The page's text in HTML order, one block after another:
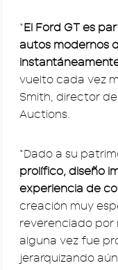
“El Ford GT es
autos modernos
vuelto cada vez
Smith, director
Auctions.
“Dado a su
prolífico, diseño
experiencia de
creación muy
reverenciado por
alguna vez fue
jerarquizando